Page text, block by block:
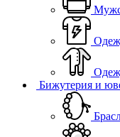
Бижутерия и